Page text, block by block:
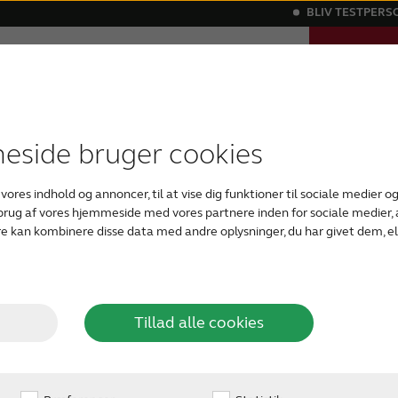
bruger cookies
indhold og annoncer, til at vise dig funktioner til sociale medier
af vores hjemmeside med vores partnere inden for sociale
kan kombinere disse data med andre oplysninger, du har givet dem,
Tillad alle cookies
BLIV
mistanke om, et
efter nyttige